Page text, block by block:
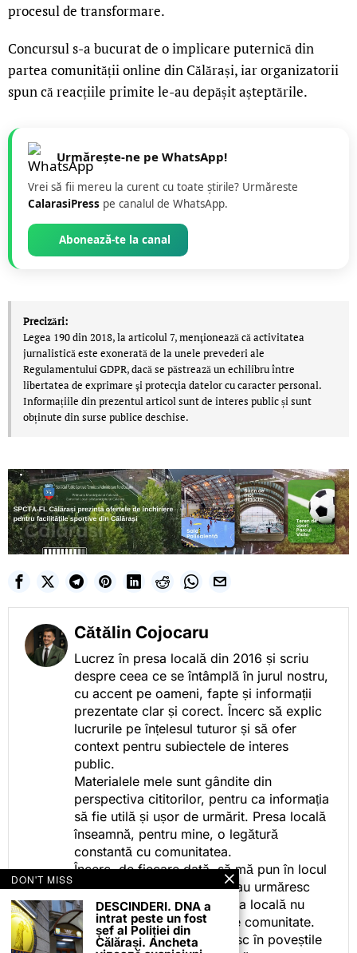
procesul de transformare.
Concursul s-a bucurat de o implicare puternică din
partea comunității online din Călărași, iar organizatorii
spun că reacțiile primite le-au depășit așteptările.
Urmărește-ne pe WhatsApp!
Vrei să fii mereu la curent cu toate știrile? Urmăreste
CalarasiPress pe canalul de WhatsApp.
Abonează-te la canal
Precizări:
Legea 190 din 2018, la articolul 7, menţionează că activitatea
jurnalistică este exonerată de la unele prevederi ale
Regulamentului GDPR, dacă se păstrează un echilibru între
libertatea de exprimare şi protecţia datelor cu caracter personal.
Informațiile din prezentul articol sunt de interes public și sunt
obținute din surse publice deschise.
Cătălin Cojocaru
Lucrez în presa locală din 2016 și scriu
despre ceea ce se întâmplă în jurul nostru,
cu accent pe oameni, fapte și informații
prezentate clar și corect. Încerc să explic
lucrurile pe înțelesul tuturor și să ofer
context pentru subiectele de interes
public.
Materialele mele sunt gândite din
perspectiva cititorilor, pentru ca informația
să fie utilă și ușor de urmărit. Presa locală
înseamnă, pentru mine, o legătură
constantă cu comunitatea.
Încerc, de fiecare dată, să mă pun în locul
celor care citesc, privesc sau urmăresc
ceea ce fac. Pentru că presa locală nu
este despre mine, ci despre comunitate.
Iar dacă oamenii se regăsesc în poveștile
DON'T MISS
DESCINDERI. DNA a
intrat peste un fost
șef al Poliției din
Călărași. Ancheta